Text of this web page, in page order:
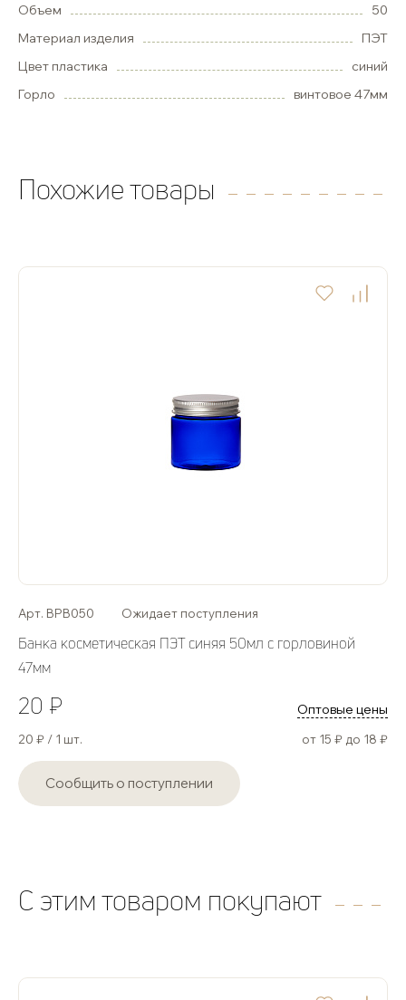
Объем
50
Материал изделия
ПЭТ
Цвет пластика
синий
Горло
винтовое 47мм
Похожие товары
Арт. BPB050 Ожидает поступления
Банка косметическая ПЭТ синяя 50мл с горловиной
47мм
20 ₽ Оптовые цены
20 ₽ / 1 шт. от 15 ₽ до 18 ₽
Сообщить о поступлении
C этим товаром покупают